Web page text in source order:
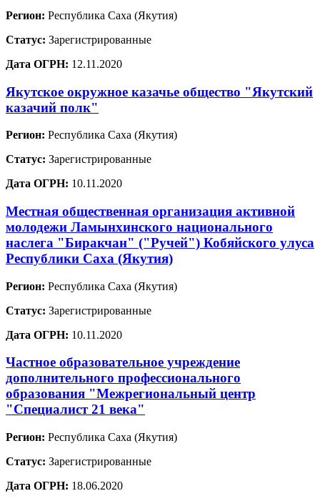
Регион: Республика Саха (Якутия)
Статус: Зарегистрированные
Дата ОГРН: 12.11.2020
Якутское окружное казачье общество "Якутский
казачий полк"
Регион: Республика Саха (Якутия)
Статус: Зарегистрированные
Дата ОГРН: 10.11.2020
Местная общественная организация активной
молодежи Ламынхинского национального
наслега "Биракчан" ("Ручей") Кобяйского улуса
Республики Саха (Якутия)
Регион: Республика Саха (Якутия)
Статус: Зарегистрированные
Дата ОГРН: 10.11.2020
Частное образовательное учреждение
дополнительного профессионального
образования "Межрегиональный центр
"Специалист 21 века"
Регион: Республика Саха (Якутия)
Статус: Зарегистрированные
Дата ОГРН: 18.06.2020